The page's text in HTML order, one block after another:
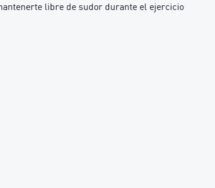
libre de sudor durante el ejercicio